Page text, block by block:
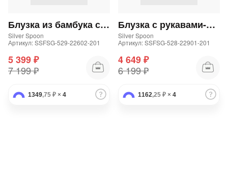
Блузка из бамбука со струящимися рукавами
Silver Spoon
Артикул: SSFSG-529-22602-201
5 399 ₽
7 199 ₽
1349,75 ₽ × 4
Блузка с рукавами-фонариками
Silver Spoon
Артикул: SSFSG-528-22901-201
4 649 ₽
6 199 ₽
1162,25 ₽ × 4